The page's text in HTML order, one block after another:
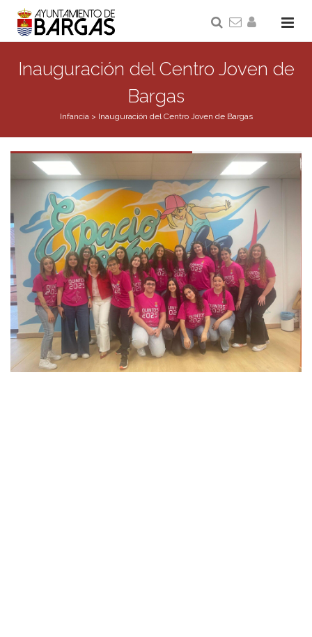
Inauguración del Centro Joven de
Bargas
Infancia> Inauguración del Centro Joven de Bargas